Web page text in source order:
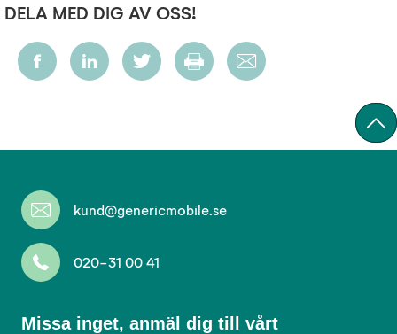
DELA MED DIG AV OSS!
kund@genericmobile.se
020-31 00 41
Missa inget, anmäl dig till vårt